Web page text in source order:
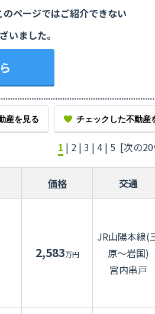
のページではご紹介できない
いました。
産を見る チェックした不動産
1 | 2 | 3 | 4 | 5 [次の
価格 交通
2,583万円
JR山陽本線(
原～岩国)
宮内串戸